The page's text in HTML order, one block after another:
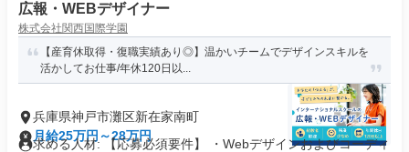
広報・WEBデザイナー
株式会社関西国際学園
【産育休取得・復職実績あり◎】温かいチームでデザインスキルを
活かしてお仕事/年休120日以...
兵庫県神戸市灘区新在家南町
月給25万円～28万円
求める人材: 【応募必須要件】 ・Webデザインおよびコーディ